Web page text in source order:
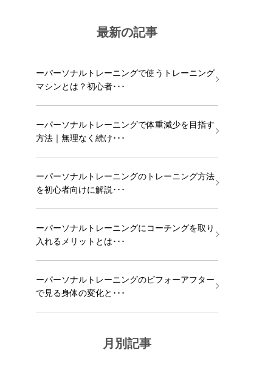
最新の記事
ーパーソナルトレーニングで使うトレーニング
マシンとは？初心者･･･
ーパーソナルトレーニングで体重減少を目指す
方法｜無理なく続け･･･
ーパーソナルトレーニングのトレーニング方法
を初心者向けに解説･･･
ーパーソナルトレーニングにコーチングを取り
入れるメリットとは･･･
ーパーソナルトレーニングのビフォーアフター
で見る身体の変化と･･･
月別記事